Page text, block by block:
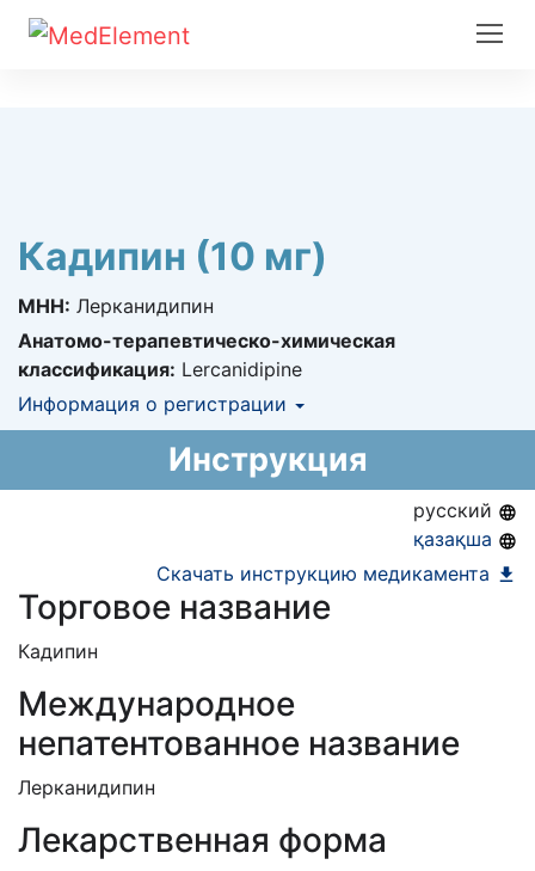
Кадипин (10 мг)
МНН: Лерканидипин
Анатомо-терапевтическо-химическая
классификация: Lercanidipine
Информация о регистрации
Информация о регистрации в РК:29.05.2015 -
Инструкция
русский
қазақша
Скачать инструкцию медикамента
Торговое название
Кадипин
Международное
непатентованное название
Лерканидипин
Лекарственная форма